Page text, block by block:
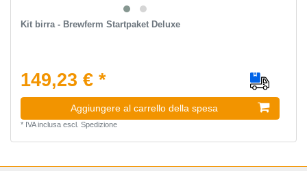
Kit birra - Brewferm Startpaket Deluxe
149,23 € *
Aggiungere al carrello della spesa
* IVA inclusaescl. Spedizione